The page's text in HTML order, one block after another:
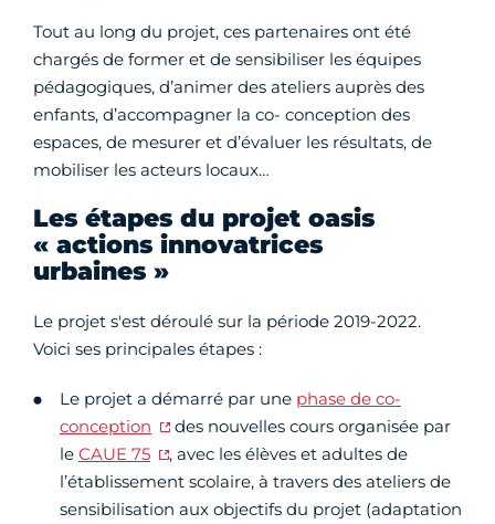
Tout au long du projet, ces partenaires ont été
chargés de former et de sensibiliser les équipes
pédagogiques, d’animer des ateliers auprès des
enfants, d’accompagner la co- conception des
espaces, de mesurer et d’évaluer les résultats, de
mobiliser les acteurs locaux…
Les étapes du projet oasis
« actions innovatrices
urbaines »
Le projet s'est déroulé sur la période 2019-2022.
Voici ses principales étapes :
Le projet a démarré par une phase de co-
conception
des nouvelles cours organisée par
le CAUE 75
, avec les élèves et adultes de
l’établissement scolaire, à travers des ateliers de
sensibilisation aux objectifs du projet (adaptation